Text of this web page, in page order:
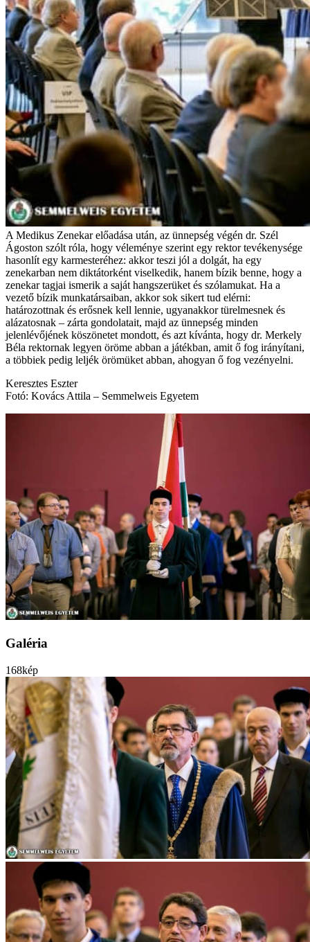
A Medikus Zenekar előadása után, az ünnepség végén dr. Szél
Ágoston szólt róla, hogy véleménye szerint egy rektor tevékenysége
hasonlít egy karmesteréhez: akkor teszi jól a dolgát, ha egy
zenekarban nem diktátorként viselkedik, hanem bízik benne, hogy a
zenekar tagjai ismerik a saját hangszerüket és szólamukat. Ha a
vezető bízik munkatársaiban, akkor sok sikert tud elérni:
határozottnak és erősnek kell lennie, ugyanakkor türelmesnek és
alázatosnak – zárta gondolatait, majd az ünnepség minden
jelenlévőjének köszönetet mondott, és azt kívánta, hogy dr. Merkely
Béla rektornak legyen öröme abban a játékban, amit ő fog irányítani,
a többiek pedig leljék örömüket abban, ahogyan ő fog vezényelni.
Keresztes Eszter
Fotó: Kovács Attila – Semmelweis Egyetem
Galéria
168kép